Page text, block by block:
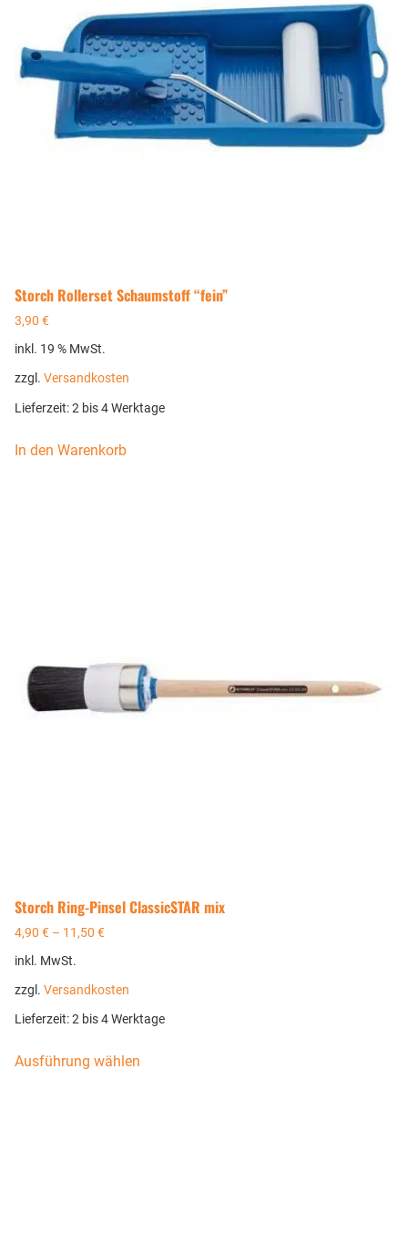
Storch Rollerset Schaumstoff “fein”
3,90 €
inkl. 19 % MwSt.
zzgl. Versandkosten
Lieferzeit:2 bis 4 Werktage
In den Warenkorb
Storch Ring-Pinsel ClassicSTAR mix
4,90 € – 11,50 €
inkl. MwSt.
zzgl. Versandkosten
Lieferzeit:2 bis 4 Werktage
Ausführung wählen